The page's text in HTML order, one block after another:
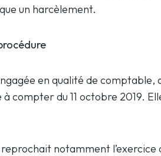
un harcèlement.
en qualité de
compter du 11 octobre 2019.
reprochait notamment